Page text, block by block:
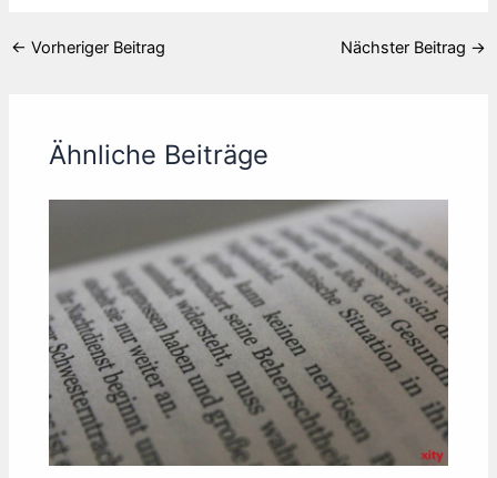
← Vorheriger Beitrag Nächster Beitrag →
Ähnliche Beiträge